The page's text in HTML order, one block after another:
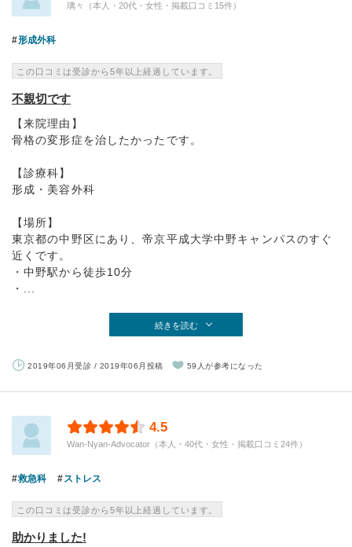
璃々（本人・20代・女性・掲載口コミ15件）
形成外科
この口コミは受診から5年以上経過しています。
不親切です
【来院理由】
骨格の変形症を治したかったです。
【診療科】
形成・美容外科
【場所】
東京都の中野区にあり、帝京平成大学中野キャンパスのすぐ
近くです。
・中野駅から徒歩10分
・...
続きを読む
2019年06月受診 / 2019年06月投稿 59人が参考になった
4.5
Wan-Nyan-Advocator（本人・40代・女性・掲載口コミ24件）
救急科 ストレス
この口コミは受診から5年以上経過しています。
助かりました!